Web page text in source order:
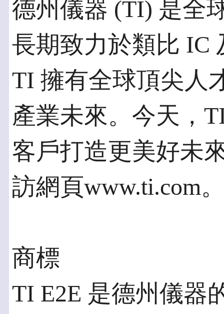
德州儀器 (TI) 是全
長期致力於類比 IC
TI 擁有全球頂尖人
產業未來。今天，
客戶打造更美好未
訪網頁www.ti.com
商標
TI E2E 是德州儀器